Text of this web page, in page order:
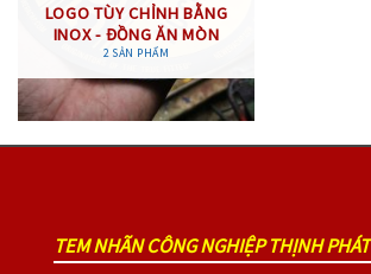
LOGO TÙY CHỈNH BẰNG
INOX - ĐỒNG ĂN MÒN
2 SẢN PHẨM
TEM NHÃN CÔNG NGHIỆP THỊNH PHÁT